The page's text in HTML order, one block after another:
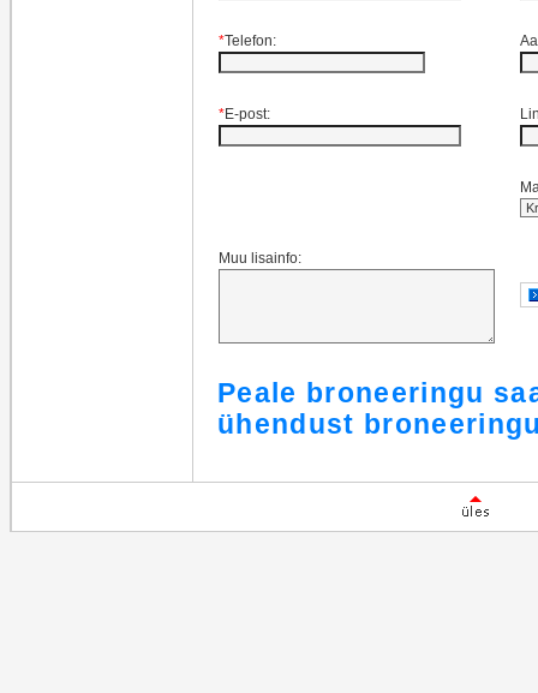
*Telefon:
*E-post:
Muu lisainfo:
Peale broneeringu
ühendust